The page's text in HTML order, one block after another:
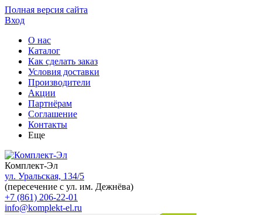
Полная версия сайта
Вход
О нас
Каталог
Как сделать заказ
Условия доставки
Производители
Акции
Партнёрам
Соглашение
Контакты
Еще
Комплект-Эл
ул. Уральская, 134/5
(пересечение с ул. им. Дежнёва)
+7 (861) 206-22-01
info@komplekt-el.ru